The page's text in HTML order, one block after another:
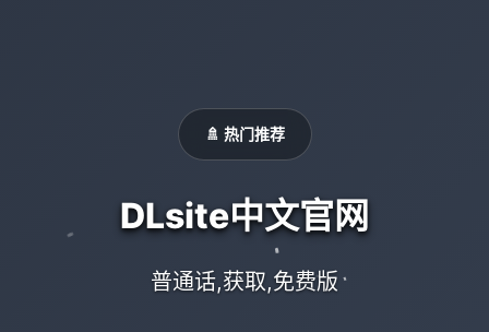
🚿 热门推荐
DLsite中文官网
普通话,获取,免费版